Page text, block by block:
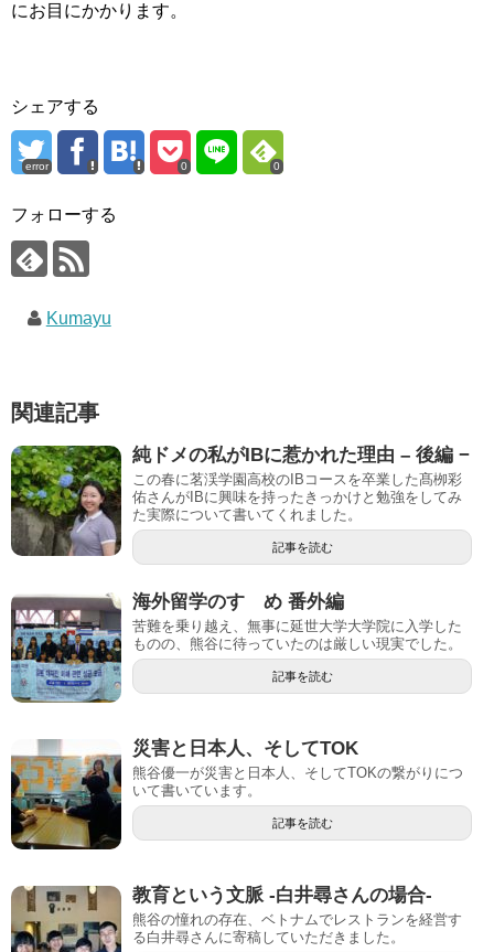
にお目にかかります。
シェアする
error 0 0
フォローする
Kumayu
関連記事
純ドメの私がIBに惹かれた理由 – 後編 −
この春に茗渓学園高校のIBコースを卒業した髙栁彩
佑さんがIBに興味を持ったきっかけと勉強をしてみ
た実際について書いてくれました。
記事を読む
海外留学のすゝめ 番外編
苦難を乗り越え、無事に延世大学大学院に入学した
ものの、熊谷に待っていたのは厳しい現実でした。
記事を読む
災害と日本人、そしてTOK
熊谷優一が災害と日本人、そしてTOKの繋がりにつ
いて書いています。
記事を読む
教育という文脈 -白井尋さんの場合-
熊谷の憧れの存在、ベトナムでレストランを経営す
る白井尋さんに寄稿していただきました。